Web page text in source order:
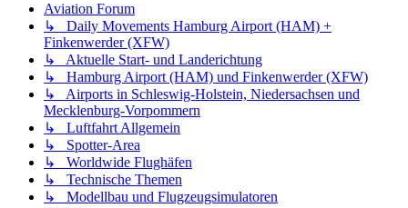
Aviation Forum
↳ Daily Movements Hamburg Airport (HAM) +
Finkenwerder (XFW)
↳ Aktuelle Start- und Landerichtung
↳ Hamburg Airport (HAM) und Finkenwerder (XFW)
↳ Airports in Schleswig-Holstein, Niedersachsen und
Mecklenburg-Vorpommern
↳ Luftfahrt Allgemein
↳ Spotter-Area
↳ Worldwide Flughäfen
↳ Technische Themen
↳ Modellbau und Flugzeugsimulatoren